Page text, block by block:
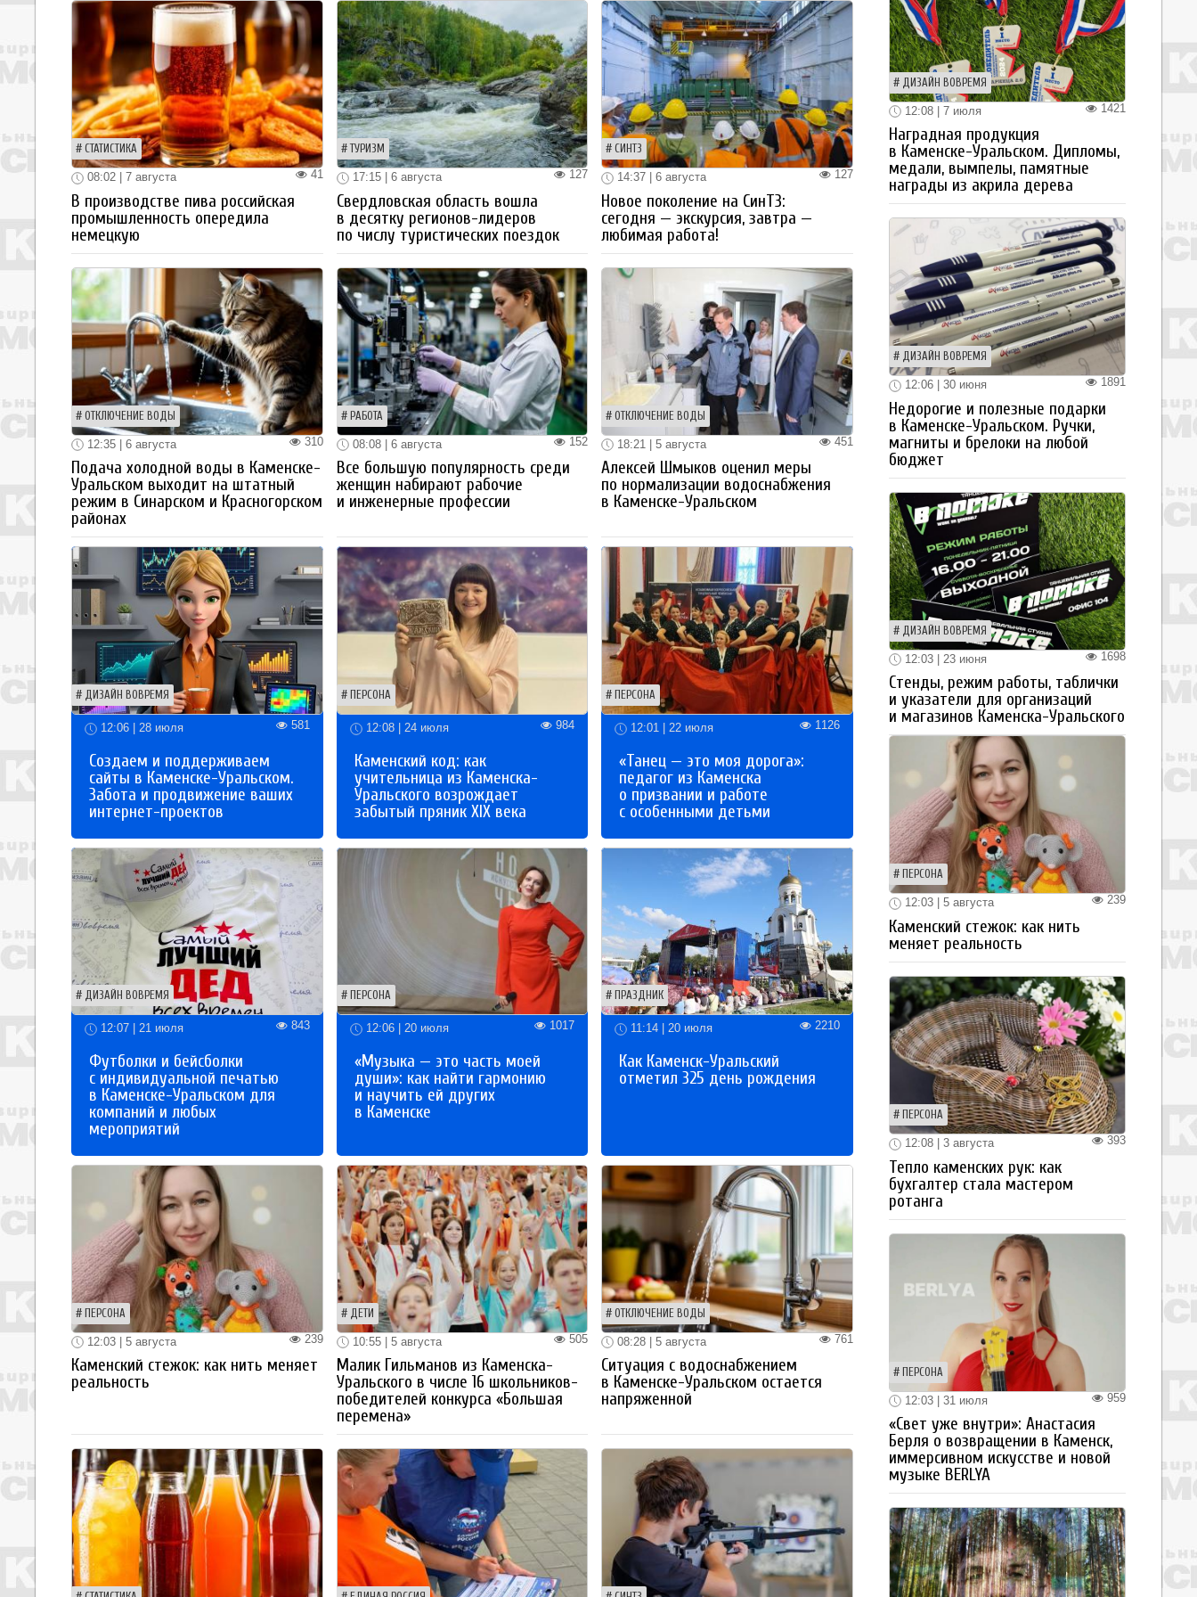
СТАТИСТИКА
41
08:02 | 7 августа
В производстве пива российская
промышленность опередила
немецкую
ТУРИЗМ
127
17:15 | 6 августа
Свердловская область вошла
в десятку регионов-лидеров
по числу туристических поездок
СИНТЗ
127
14:37 | 6 августа
Новое поколение на СинТЗ:
сегодня — экскурсия, завтра —
любимая работа!
ОТКЛЮЧЕНИЕ ВОДЫ
310
12:35 | 6 августа
Подача холодной воды в Каменске-
Уральском выходит на штатный
режим в Синарском и Красногорском
районах
РАБОТА
152
08:08 | 6 августа
Все большую популярность среди
женщин набирают рабочие
и инженерные профессии
ОТКЛЮЧЕНИЕ ВОДЫ
451
18:21 | 5 августа
Алексей Шмыков оценил меры
по нормализации водоснабжения
в Каменске-Уральском
ДИЗАЙН ВОВРЕМЯ
12:06 | 28 июля 581
Создаем и поддерживаем
сайты в Каменске-Уральском.
Забота и продвижение ваших
интернет-проектов
ПЕРСОНА
12:08 | 24 июля 984
Каменский код: как
учительница из Каменска-
Уральского возрождает
забытый пряник XIX века
ПЕРСОНА
12:01 | 22 июля 1126
«Танец — это моя дорога»:
педагог из Каменска
о призвании и работе
с особенными детьми
ДИЗАЙН ВОВРЕМЯ
12:07 | 21 июля 843
Футболки и бейсболки
с индивидуальной печатью
в Каменске-Уральском для
компаний и любых
мероприятий
ПЕРСОНА
12:06 | 20 июля 1017
«Музыка — это часть моей
души»: как найти гармонию
и научить ей других
в Каменске
ПРАЗДНИК
11:14 | 20 июля 2210
Как Каменск-Уральский
отметил 325 день рождения
ПЕРСОНА
239
12:03 | 5 августа
Каменский стежок: как нить меняет
реальность
ДЕТИ
505
10:55 | 5 августа
Малик Гильманов из Каменска-
Уральского в числе 16 школьников-
победителей конкурса «Большая
перемена»
ОТКЛЮЧЕНИЕ ВОДЫ
761
08:28 | 5 августа
Ситуация с водоснабжением
в Каменске-Уральском остается
напряженной
ДИЗАЙН ВОВРЕМЯ
1421
12:08 | 7 июля
Наградная продукция
в Каменске-Уральском. Дипломы,
медали, вымпелы, памятные
награды из акрила дерева
ДИЗАЙН ВОВРЕМЯ
1891
12:06 | 30 июня
Недорогие и полезные подарки
в Каменске-Уральском. Ручки,
магниты и брелоки на любой
бюджет
ДИЗАЙН ВОВРЕМЯ
1698
12:03 | 23 июня
Стенды, режим работы, таблички
и указатели для организаций
и магазинов Каменска-Уральского
ПЕРСОНА
239
12:03 | 5 августа
Каменский стежок: как нить
меняет реальность
ПЕРСОНА
393
12:08 | 3 августа
Тепло каменских рук: как
бухгалтер стала мастером
ротанга
ПЕРСОНА
959
12:03 | 31 июля
«Свет уже внутри»: Анастасия
Берля о возвращении в Каменск,
иммерсивном искусстве и новой
музыке BERLYA